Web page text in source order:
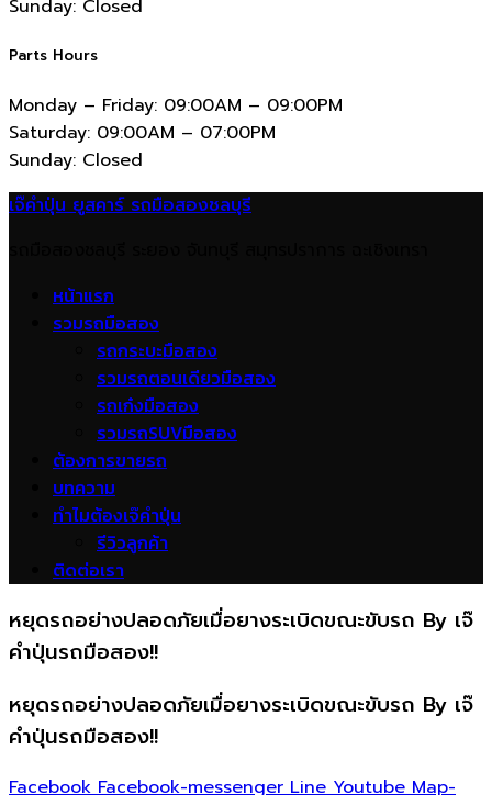
Sunday: Closed
Parts Hours
Monday – Friday: 09:00AM – 09:00PM
Saturday: 09:00AM – 07:00PM
Sunday: Closed
เจ๊คำปุ่น ยูสคาร์ รถมือสองชลบุรี
หน้าแรก
รวมรถมือสอง
รถกระบะมือสอง
รวมรถตอนเดียวมือสอง
รถเก๋งมือสอง
รวมรถSUVมือสอง
ต้องการขายรถ
บทความ
ทำไมต้องเจ๊คำปุ่น
รีวิวลูกค้า
ติดต่อเรา
หยุดรถอย่างปลอดภัยเมื่อยางระเบิดขณะขับรถ By เจ๊
คำปุ่นรถมือสอง!!
หยุดรถอย่างปลอดภัยเมื่อยางระเบิดขณะขับรถ By เจ๊
คำปุ่นรถมือสอง!!
Facebook Facebook-messenger Line Youtube Map-